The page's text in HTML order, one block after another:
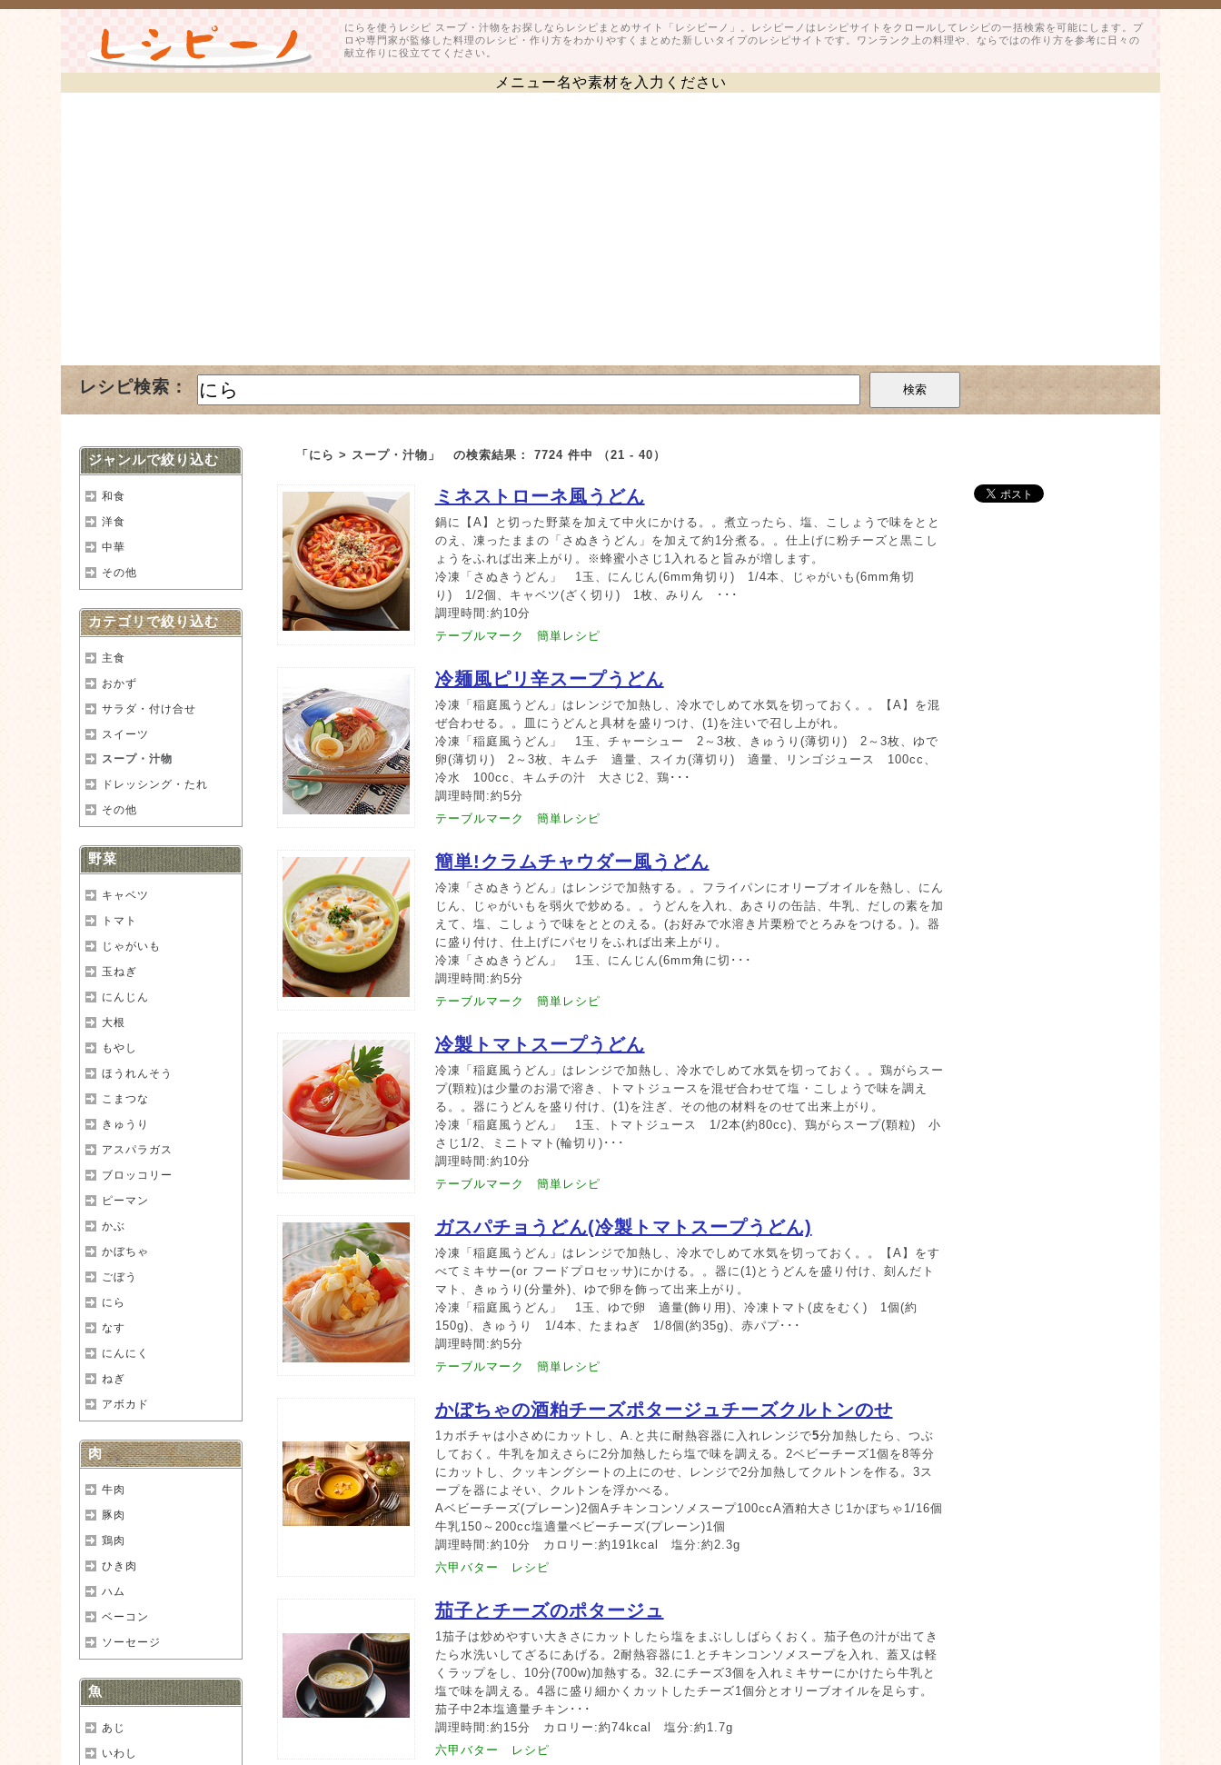
にらを使うレシピ スープ・汁物をお探しならレシピまとめサイト「レシピーノ」。レシピーノはレシピサイトをクロールしてレシピの一括検索を可能にします。プ
ロや専門家が監修した料理のレシピ・作り方をわかりやすくまとめた新しいタイプのレシピサイトです。ワンランク上の料理や、ならではの作り方を参考に日々の
献立作りに役立ててください。
メニュー名や素材を入力ください
レシピ検索：
「にら > スープ・汁物」 の検索結果： 7724件中 （21 - 40）
ミネストローネ風うどん
鍋に【A】と切った野菜を加えて中火にかける。。煮立ったら、塩、こしょうで味をとと
のえ、凍ったままの「さぬきうどん」を加えて約1分煮る。。仕上げに粉チーズと黒こし
ょうをふれば出来上がり。※蜂蜜小さじ1入れると旨みが増します。
冷凍「さぬきうどん」 1玉、にんじん(6mm角切り) 1/4本、じゃがいも(6mm角切
り) 1/2個、キャベツ(ざく切り) 1枚、みりん ･･･
調理時間:約10分
テーブルマーク 簡単レシピ
冷麺風ピリ辛スープうどん
冷凍「稲庭風うどん」はレンジで加熱し、冷水でしめて水気を切っておく。。【A】を混
ぜ合わせる。。皿にうどんと具材を盛りつけ、(1)を注いで召し上がれ。
冷凍「稲庭風うどん」 1玉、チャーシュー 2～3枚、きゅうり(薄切り) 2～3枚、ゆで
卵(薄切り) 2～3枚、キムチ 適量、スイカ(薄切り) 適量、リンゴジュース 100cc、
冷水 100cc、キムチの汁 大さじ2、鶏･･･
調理時間:約5分
テーブルマーク 簡単レシピ
簡単!クラムチャウダー風うどん
冷凍「さぬきうどん」はレンジで加熱する。。フライパンにオリーブオイルを熱し、にん
じん、じゃがいもを弱火で炒める。。うどんを入れ、あさりの缶詰、牛乳、だしの素を加
えて、塩、こしょうで味をととのえる。(お好みで水溶き片栗粉でとろみをつける。)。器
に盛り付け、仕上げにパセリをふれば出来上がり。
冷凍「さぬきうどん」 1玉、にんじん(6mm角に切･･･
調理時間:約5分
テーブルマーク 簡単レシピ
冷製トマトスープうどん
冷凍「稲庭風うどん」はレンジで加熱し、冷水でしめて水気を切っておく。。鶏がらスー
プ(顆粒)は少量のお湯で溶き、トマトジュースを混ぜ合わせて塩・こしょうで味を調え
る。。器にうどんを盛り付け、(1)を注ぎ、その他の材料をのせて出来上がり。
冷凍「稲庭風うどん」 1玉、トマトジュース 1/2本(約80cc)、鶏がらスープ(顆粒) 小
さじ1/2、ミニトマト(輪切り)･･･
調理時間:約10分
テーブルマーク 簡単レシピ
ガスパチョうどん(冷製トマトスープうどん)
冷凍「稲庭風うどん」はレンジで加熱し、冷水でしめて水気を切っておく。。【A】をす
べてミキサー(or フードプロセッサ)にかける。。器に(1)とうどんを盛り付け、刻んだト
マト、きゅうり(分量外)、ゆで卵を飾って出来上がり。
冷凍「稲庭風うどん」 1玉、ゆで卵 適量(飾り用)、冷凍トマト(皮をむく) 1個(約
150g)、きゅうり 1/4本、たまねぎ 1/8個(約35g)、赤パプ･･･
調理時間:約5分
テーブルマーク 簡単レシピ
かぼちゃの酒粕チーズポタージュチーズクルトンのせ
1カボチャは小さめにカットし、A.と共に耐熱容器に入れレンジで5分加熱したら、つぶ
しておく。牛乳を加えさらに2分加熱したら塩で味を調える。2ベビーチーズ1個を8等分
にカットし、クッキングシートの上にのせ、レンジで2分加熱してクルトンを作る。3ス
ープを器によそい、クルトンを浮かべる。
Aベビーチーズ(プレーン)2個Aチキンコンソメスープ100ccA酒粕大さじ1かぼちゃ1/16個
牛乳150～200cc塩適量ベビーチーズ(プレーン)1個
調理時間:約10分 カロリー:約191kcal 塩分:約2.3g
六甲バター レシピ
茄子とチーズのポタージュ
1茄子は炒めやすい大きさにカットしたら塩をまぶししばらくおく。茄子色の汁が出てき
たら水洗いしてざるにあげる。2耐熱容器に1.とチキンコンソメスープを入れ、蓋又は軽
くラップをし、10分(700w)加熱する。32.にチーズ3個を入れミキサーにかけたら牛乳と
塩で味を調える。4器に盛り細かくカットしたチーズ1個分とオリーブオイルを足らす。
茄子中2本塩適量チキン･･･
調理時間:約15分 カロリー:約74kcal 塩分:約1.7g
六甲バター レシピ
ジャンルで絞り込む
和食
洋食
中華
その他
カテゴリで絞り込む
主食
おかず
サラダ・付け合せ
スイーツ
スープ・汁物
ドレッシング・たれ
その他
野菜
キャベツ
トマト
じゃがいも
玉ねぎ
にんじん
大根
もやし
ほうれんそう
こまつな
きゅうり
アスパラガス
ブロッコリー
ピーマン
かぶ
かぼちゃ
ごぼう
にら
なす
にんにく
ねぎ
アボカド
肉
牛肉
豚肉
鶏肉
ひき肉
ハム
ベーコン
ソーセージ
魚
あじ
いわし